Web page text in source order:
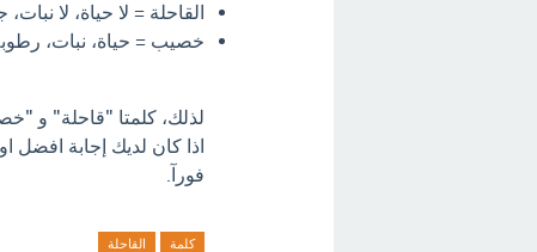
القاحلة = لا حياة، لا
خصيب = حياة، نبات،
لذلك، كلمتا "قاحلة" و
اذا كان لديك إجابة افضل
فورآ.
كلمة القاحلة